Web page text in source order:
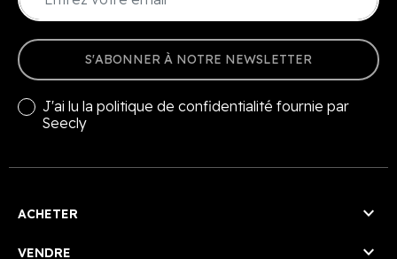
S'ABONNER À NOTRE NEWSLETTER
J'ai lu la politique de confidentialité fournie par
Seecly
ACHETER 
VENDRE 